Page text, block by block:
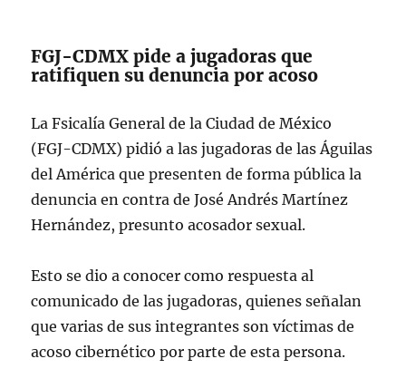
FGJ-CDMX pide a jugadoras que
ratifiquen su denuncia por acoso
La Fsicalía General de la Ciudad de México
(FGJ-CDMX) pidió a las jugadoras de las Águilas
del América que presenten de forma pública la
denuncia en contra de José Andrés Martínez
Hernández, presunto acosador sexual.
Esto se dio a conocer como respuesta al
comunicado de las jugadoras, quienes señalan
que varias de sus integrantes son víctimas de
acoso cibernético por parte de esta persona.